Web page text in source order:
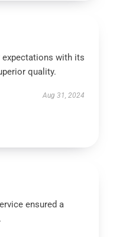
expectations with its
quality.
Aug 31, 2024
ensured a